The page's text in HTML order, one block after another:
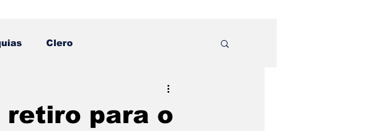
Clero
retiro para o